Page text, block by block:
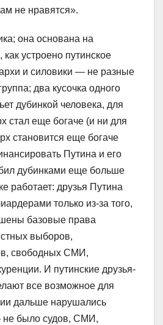
не нравятся».
она основана на
устроено путинское
и силовики — не разные
два кусочка одного
дубинкой человека, для
стал еще богаче (и ни для
становится еще богаче
Путина и его
дубинками еще больше
работает: друзья Путина
только из-за того,
базовые права
выборов,
свободных СМИ,
И путинские друзья-
все возможное для
дальше нарушались
не было судов, СМИ,